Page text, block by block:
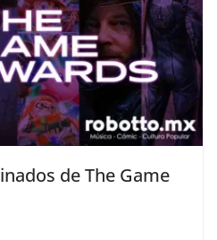
de The Game